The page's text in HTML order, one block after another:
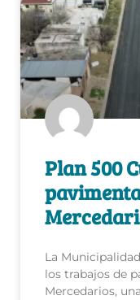
Plan 500
La
los trabajos de
Mercedarios,